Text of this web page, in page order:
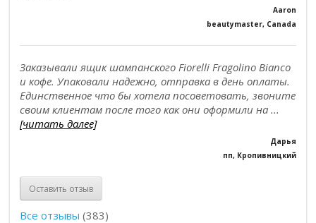
Aaron
beautymaster, Canada
Заказывали ящик шампанского Fiorelli Fragolino Bianco
и кофе. Упаковали надежно, отправка в день оплаты.
Единственное что бы хотела посоветовать, звоните
своим клиентам после того как они оформили на ...
[читать далее]
Дарья
пп, Кропивницкий
Оставить отзыв
Все отзывы (383)